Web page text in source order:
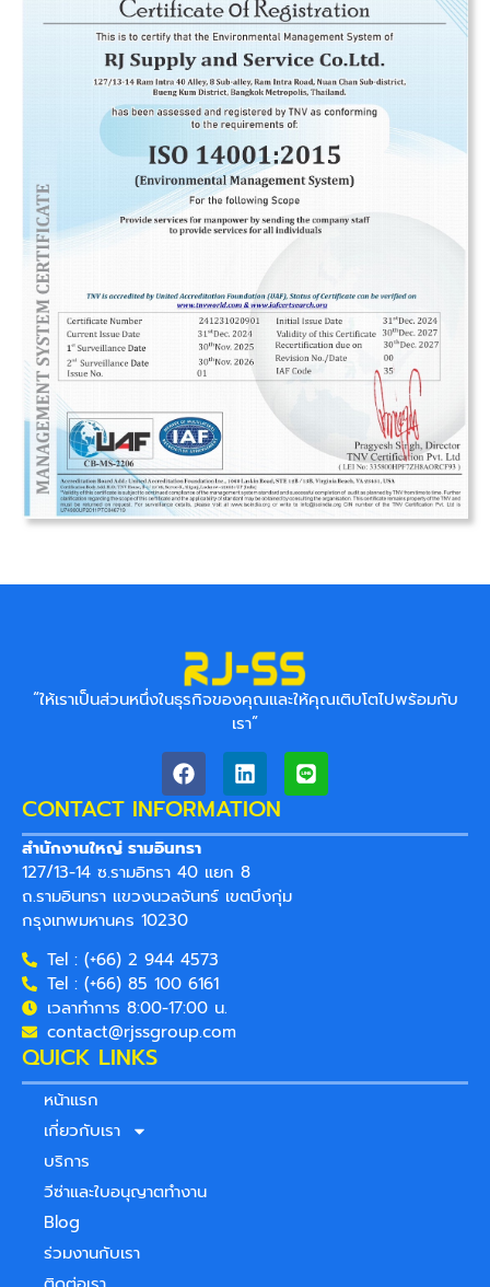
“ให้เราเป็นส่วนหนึ่งในธุรกิจของคุณและให้คุณเติบโตไปพร้อมกับ
เรา”
CONTACT INFORMATION
สํานักงานใหญ่ รามอินทรา
127/13-14 ซ.รามอิทรา 40 แยก 8
ถ.รามอินทรา แขวงนวลจันทร์ เขตบึงกุ่ม
กรุงเทพมหานคร 10230
Tel : (+66) 2 944 4573
Tel : (+66) 85 100 6161
เวลาทำการ 8:00-17:00 น.
contact@rjssgroup.com
QUICK LINKS
หน้าแรก
เกี่ยวกับเรา
บริการ
วีซ่าและใบอนุญาตทํางาน
Blog
ร่วมงานกับเรา